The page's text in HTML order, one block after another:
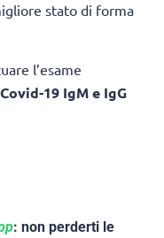
stato di forma
l’esame
Covid-19 IgM e IgG
: non perderti le